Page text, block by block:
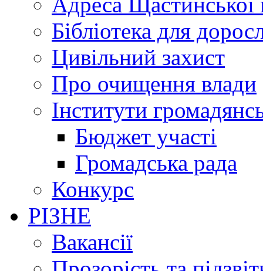
Бібліотека для
Цивільний захист
Про очищення влади
Інститути
Бюджет участі
Громадська рада
Конкурс
РІЗНЕ
Вакансії